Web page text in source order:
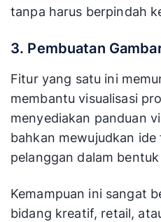
tanpa harus berpindah
3. Pembuatan
Fitur yang satu ini
membantu visualisasi
menyediakan panduan
bahkan mewujudkan
pelanggan dalam
Kemampuan ini sangat
bidang kreatif, retail,